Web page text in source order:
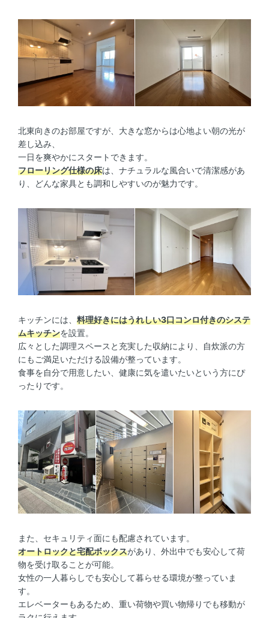
北東向きのお部屋ですが、大きな窓からは心地よい朝の光が
差し込み、
一日を爽やかにスタートできます。
フローリング仕様の床は、ナチュラルな風合いで清潔感があ
り、どんな家具とも調和しやすいのが魅力です。
キッチンには、 料理好きにはうれしい3口コンロ付きのシステ
ムキッチンを設置。
広々とした調理スペースと充実した収納により、自炊派の方
にもご満足いただける設備が整っています。
食事を自分で用意したい、健康に気を遣いたいという方にぴ
ったりです。
また、セキュリティ面にも配慮されています。
オートロックと宅配ボックスがあり、外出中でも安心して荷
物を受け取ることが可能。
女性の一人暮らしでも安心して暮らせる環境が整っていま
す。
エレベーターもあるため、重い荷物や買い物帰りでも移動が